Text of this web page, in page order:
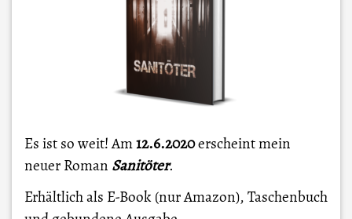
Es ist so weit! Am12.6.2020erscheint mein
neuer Roman Sanitöter.
Erhältlich als E-Book (nur Amazon), Taschenbuch